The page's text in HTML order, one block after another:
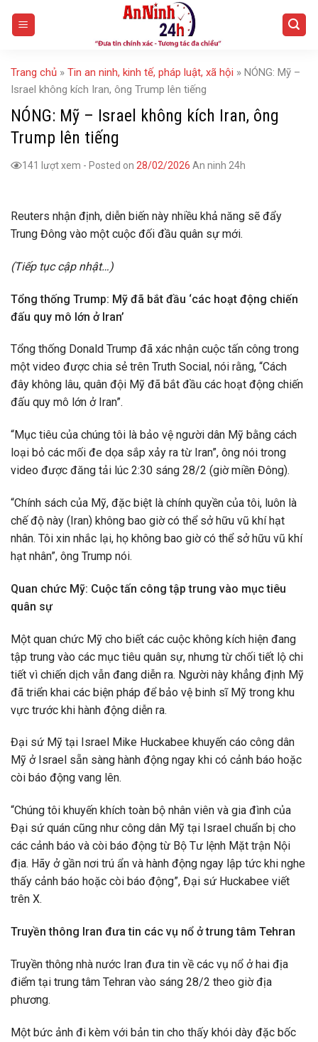
Trang chủ » Tin an ninh, kinh tế, pháp luật, xã hội » NÓNG: Mỹ –
Israel không kích Iran, ông Trump lên tiếng
NÓNG: Mỹ – Israel không kích Iran, ông
Trump lên tiếng
141 lượt xem - Posted on 28/02/2026 An ninh 24h
Reuters nhận định, diễn biến này nhiều khả năng sẽ đẩy
Trung Đông vào một cuộc đối đầu quân sự mới.
(Tiếp tục cập nhật…)
Tổng thống Trump: Mỹ đã bắt đầu ‘các hoạt động chiến
đấu quy mô lớn ở Iran’
Tổng thống Donald Trump đã xác nhận cuộc tấn công trong
một video được chia sẻ trên Truth Social, nói rằng, “Cách
đây không lâu, quân đội Mỹ đã bắt đầu các hoạt động chiến
đấu quy mô lớn ở Iran”.
“Mục tiêu của chúng tôi là bảo vệ người dân Mỹ bằng cách
loại bỏ các mối đe dọa sắp xảy ra từ Iran”, ông nói trong
video được đăng tải lúc 2:30 sáng 28/2 (giờ miền Đông).
“Chính sách của Mỹ, đặc biệt là chính quyền của tôi, luôn là
chế độ này (Iran) không bao giờ có thể sở hữu vũ khí hạt
nhân. Tôi xin nhắc lại, họ không bao giờ có thể sở hữu vũ khí
hạt nhân”, ông Trump nói.
Quan chức Mỹ: Cuộc tấn công tập trung vào mục tiêu
quân sự
Một quan chức Mỹ cho biết các cuộc không kích hiện đang
tập trung vào các mục tiêu quân sự, nhưng từ chối tiết lộ chi
tiết vì chiến dịch vẫn đang diễn ra. Người này khẳng định Mỹ
đã triển khai các biện pháp để bảo vệ binh sĩ Mỹ trong khu
vực trước khi hành động diễn ra.
Đại sứ Mỹ tại Israel Mike Huckabee khuyến cáo công dân
Mỹ ở Israel sẵn sàng hành động ngay khi có cảnh báo hoặc
còi báo động vang lên.
“Chúng tôi khuyến khích toàn bộ nhân viên và gia đình của
Đại sứ quán cũng như công dân Mỹ tại Israel chuẩn bị cho
các cảnh báo và còi báo động từ Bộ Tư lệnh Mặt trận Nội
địa. Hãy ở gần nơi trú ẩn và hành động ngay lập tức khi nghe
thấy cảnh báo hoặc còi báo động”, Đại sứ Huckabee viết
trên X.
Truyền thông Iran đưa tin các vụ nổ ở trung tâm Tehran
Truyền thông nhà nước Iran đưa tin về các vụ nổ ở hai địa
điểm tại trung tâm Tehran vào sáng 28/2 theo giờ địa
phương.
Một bức ảnh đi kèm với bản tin cho thấy khói dày đặc bốc